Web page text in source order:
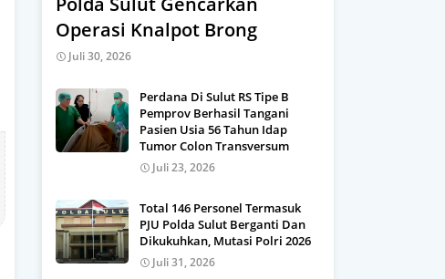
Operasi Knalpot Brong
Juli 30, 2026
Perdana Di Sulut RS Tipe B
Pemprov Berhasil Tangani
Pasien Usia 56 Tahun Idap
Tumor Colon Transversum
Juli 23, 2026
Total 146 Personel Termasuk
PJU Polda Sulut Berganti Dan
Dikukuhkan, Mutasi Polri 2026
Juli 31, 2026